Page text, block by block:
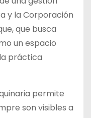
y la Corporación
que busca
un espacio
práctica
permite
son visibles a